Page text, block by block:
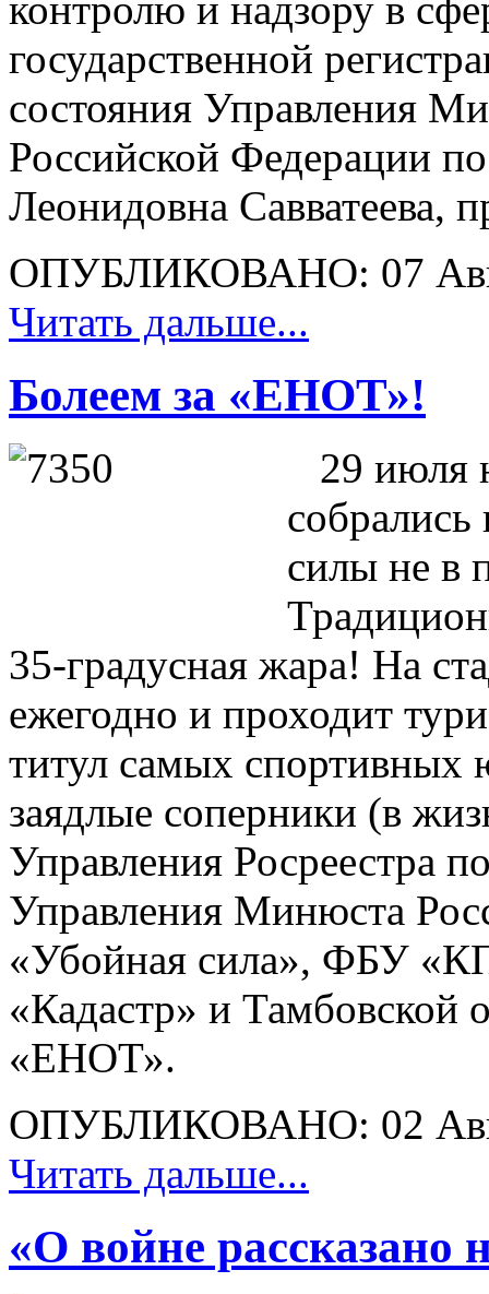
контролю и надзору в
государственной
состояния Управления
Российской Федерации
Леонидовна Савватеева,
ОПУБЛИКОВАНО: 07
Читать дальше...
Болеем за «ЕНОТ»!
29 июля
силы не в
35-градусная жара! На
ежегодно и проходит
титул самых спортивных
заядлые соперники (в
Управления Росреестра
Управления Минюста
«Убойная сила», ФБУ
«Кадастр» и Тамбовской
«ЕНОТ».
ОПУБЛИКОВАНО: 02
Читать дальше...
«О войне рассказано